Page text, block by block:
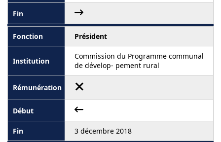
Président
Commission du Programme communal
de dévelop- pement rural
3 décembre 2018